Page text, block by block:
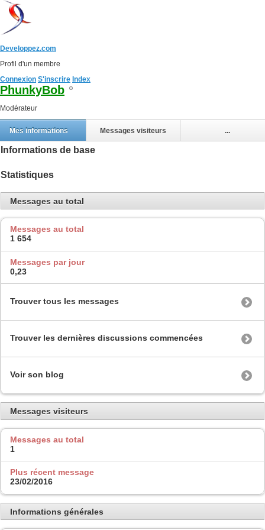
Developpez.com
Profil d'un membre
Connexion S'inscrire Index
PhunkyBob
Modérateur
Mes informations Messages visiteurs ...
Informations de base
Statistiques
Messages au total
Messages au total
1 654
Messages par jour
0,23
Trouver tous les messages
Trouver les dernières discussions commencées
Voir son blog
Messages visiteurs
Messages au total
1
Plus récent message
23/02/2016
Informations générales